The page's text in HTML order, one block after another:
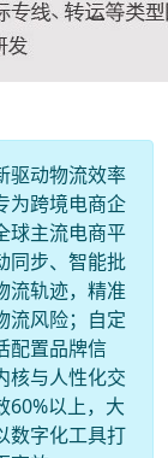
驱动物流效率
为跨境电商企
球主流电商平
同步、智能批
流轨迹，精准
流风险；自定
配置品牌信
核与人性化交
60%以上，大
数字化工具打